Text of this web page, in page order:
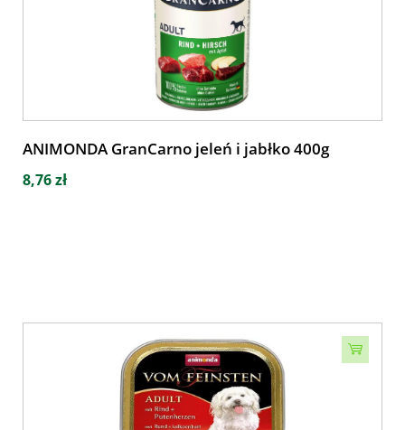
ANIMONDA GranCarno jeleń i jabłko 400g
8,76 zł